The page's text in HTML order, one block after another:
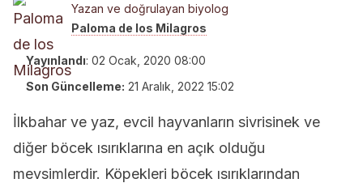
Yazan ve doğrulayan biyolog
Paloma de los Milagros
Yayınlandı: 02 Ocak, 2020 08:00
Son Güncelleme: 21 Aralık, 2022 15:02
İlkbahar ve yaz, evcil hayvanların sivrisinek ve
diğer böcek ısırıklarına en açık olduğu
mevsimlerdir. Köpekleri böcek ısırıklarından